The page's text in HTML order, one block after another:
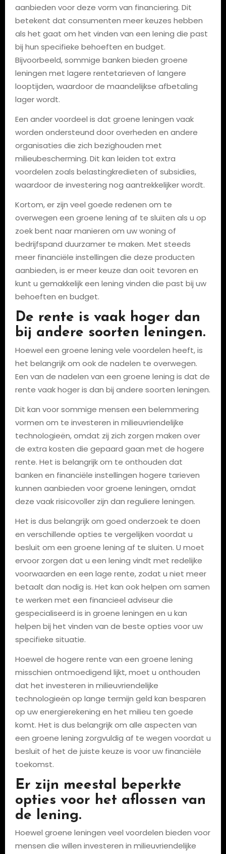
aanbieden voor deze vorm van financiering. Dit
betekent dat consumenten meer keuzes hebben
als het gaat om het vinden van een lening die past
bij hun specifieke behoeften en budget.
Bijvoorbeeld, sommige banken bieden groene
leningen met lagere rentetarieven of langere
looptijden, waardoor de maandelijkse afbetaling
lager wordt.
Een ander voordeel is dat groene leningen vaak
worden ondersteund door overheden en andere
organisaties die zich bezighouden met
milieubescherming. Dit kan leiden tot extra
voordelen zoals belastingkredieten of subsidies,
waardoor de investering nog aantrekkelijker wordt.
Kortom, er zijn veel goede redenen om te
overwegen een groene lening af te sluiten als u op
zoek bent naar manieren om uw woning of
bedrijfspand duurzamer te maken. Met steeds
meer financiële instellingen die deze producten
aanbieden, is er meer keuze dan ooit tevoren en
kunt u gemakkelijk een lening vinden die past bij uw
behoeften en budget.
De rente is vaak hoger dan
bij andere soorten leningen.
Hoewel een groene lening vele voordelen heeft, is
het belangrijk om ook de nadelen te overwegen.
Een van de nadelen van een groene lening is dat de
rente vaak hoger is dan bij andere soorten leningen.
Dit kan voor sommige mensen een belemmering
vormen om te investeren in milieuvriendelijke
technologieën, omdat zij zich zorgen maken over
de extra kosten die gepaard gaan met de hogere
rente. Het is belangrijk om te onthouden dat
banken en financiële instellingen hogere tarieven
kunnen aanbieden voor groene leningen, omdat
deze vaak risicovoller zijn dan reguliere leningen.
Het is dus belangrijk om goed onderzoek te doen
en verschillende opties te vergelijken voordat u
besluit om een groene lening af te sluiten. U moet
ervoor zorgen dat u een lening vindt met redelijke
voorwaarden en een lage rente, zodat u niet meer
betaalt dan nodig is. Het kan ook helpen om samen
te werken met een financieel adviseur die
gespecialiseerd is in groene leningen en u kan
helpen bij het vinden van de beste opties voor uw
specifieke situatie.
Hoewel de hogere rente van een groene lening
misschien ontmoedigend lijkt, moet u onthouden
dat het investeren in milieuvriendelijke
technologieën op lange termijn geld kan besparen
op uw energierekening en het milieu ten goede
komt. Het is dus belangrijk om alle aspecten van
een groene lening zorgvuldig af te wegen voordat u
besluit of het de juiste keuze is voor uw financiële
toekomst.
Er zijn meestal beperkte
opties voor het aflossen van
de lening.
Hoewel groene leningen veel voordelen bieden voor
mensen die willen investeren in milieuvriendelijke